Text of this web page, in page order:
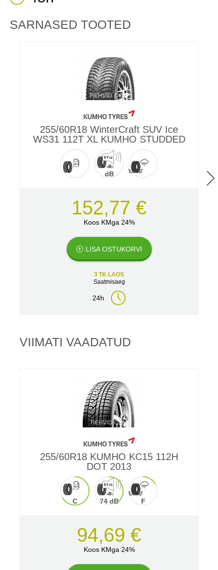
SARNASED TOOTED
255/60R18 WinterCraft SUV Ice
WS31 112T XL KUMHO STUDDED
dB
152,77 €
Koos KMga 24%
LISA OSTUKORVI
3 TK LAOS
Saatmisaeg
24h
VIIMATI VAADATUD
255/60R18 KUMHO KC15 112H
DOT 2013
C 74 dB F
94,69 €
Koos KMga 24%